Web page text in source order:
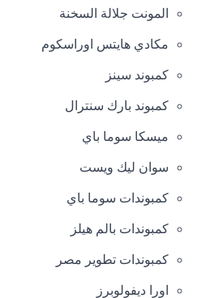
المونت جلالة السخنة
مكادي هايتس اوراسكوم
كمبوند سينز
كمبوند بارك سنترال
ميسكا سوما باي
سوان ليك ويست
كمبوندات سوما باي
كمبوندات بالم هيلز
كمبوندات تطوير مصر
اورا ديفولوبرز